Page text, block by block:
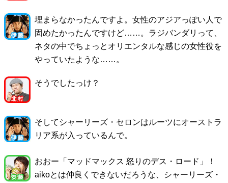
埋まらなかったんですよ。女性のアジアっぽい人で
固めたかったんですけど……。ラジバンダリって、
ネタの中でちょっとオリエンタルな感じの女性役を
やっていたような……。
そうでしたっけ？
そしてシャーリーズ・セロンはルーツにオーストラ
リア系が入っているんで。
おおー「マッドマックス 怒りのデス・ロード」！
aikoとは仲良くできないだろうな、シャーリーズ・